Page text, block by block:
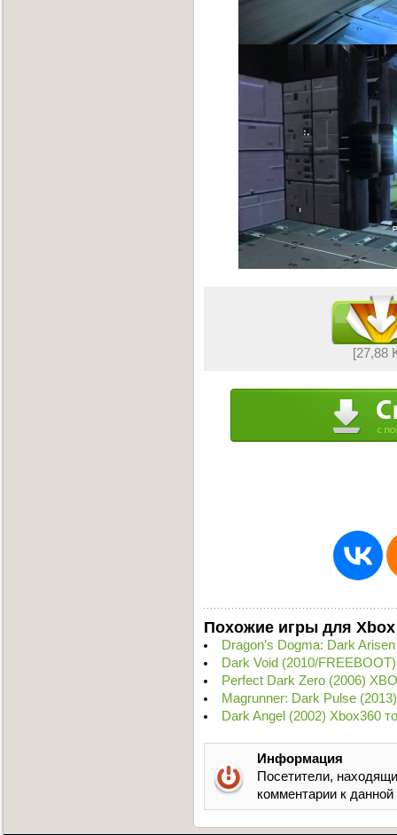
[27,88
Похожие игры для Xbox
Dragon’s Dogma: Dark
Dark Void (2010/
Perfect Dark Zero (2006)
Magrunner: Dark Pulse
Dark Angel (2002) Xbox360
Информация
Посетители,
комментарии к